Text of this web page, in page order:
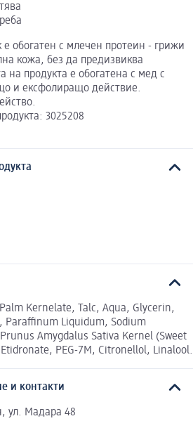
е обогатен с млечен протеин - грижи
кожа, без да предизвиква
на продукта е обогатена с мед с
и ексфолиращо действие.
3025208
Kernelate, Talc, Aqua, Glycerin,
Paraffinum Liquidum, Sodium
Amygdalus Sativa Kernel (Sweet
PEG-7M, Citronellol, Linalool.
и контакти
ул. Мадара 48